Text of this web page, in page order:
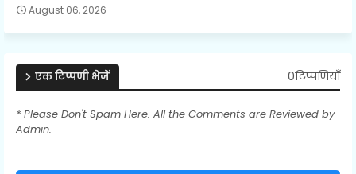
August 06, 2026
एक टिप्पणी भेजें 0टिप्पणियाँ
* Please Don't Spam Here. All the Comments are Reviewed by
Admin.